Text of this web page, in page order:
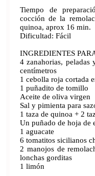
Tiempo de
cocción de la
quinoa, aprox 16 min.
Dificultad: Fácil
INGREDIENTES
4 zanahorias, peladas
centímetros
1 cebolla roja cortada
1 puñadito de tomillo
Aceite de oliva virgen
Sal y pimienta para
1 taza de quinoa + 2
Un puñado de hoja de
1 aguacate
6 tomatitos sicilianos
2 manojos de
lonchas gorditas
1 limón